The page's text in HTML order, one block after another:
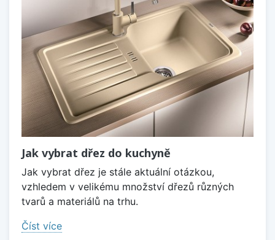
Jak vybrat dřez do kuchyně
Jak vybrat dřez je stále aktuální otázkou,
vzhledem v velikému množství dřezů různých
tvarů a materiálů na trhu.
Číst více